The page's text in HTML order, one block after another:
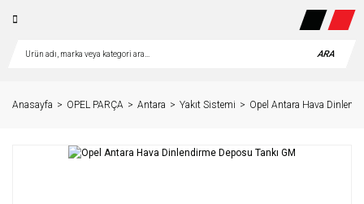
ARA
Anasayfa OPEL PARÇA Antara Yakıt Sistemi Opel Antara Hava